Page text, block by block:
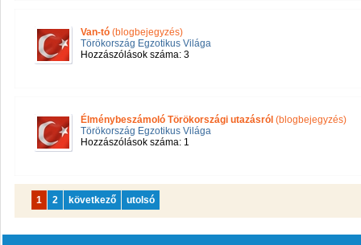
Van-tó (blogbejegyzés)
Törökország Egzotikus Világa
Hozzászólások száma: 3
Élménybeszámoló Törökországi utazásról (blogbejegyzés)
Törökország Egzotikus Világa
Hozzászólások száma: 1
1 2 következő utolsó